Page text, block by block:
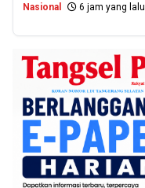
Nasional 6 jam yang lalu